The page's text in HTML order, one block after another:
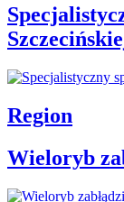
Region
Wieloryb